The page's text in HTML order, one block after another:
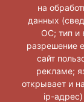
на
данных
ОС; тип и
разрешение
сайт
рекламе;
открывает и
ip-адрес)